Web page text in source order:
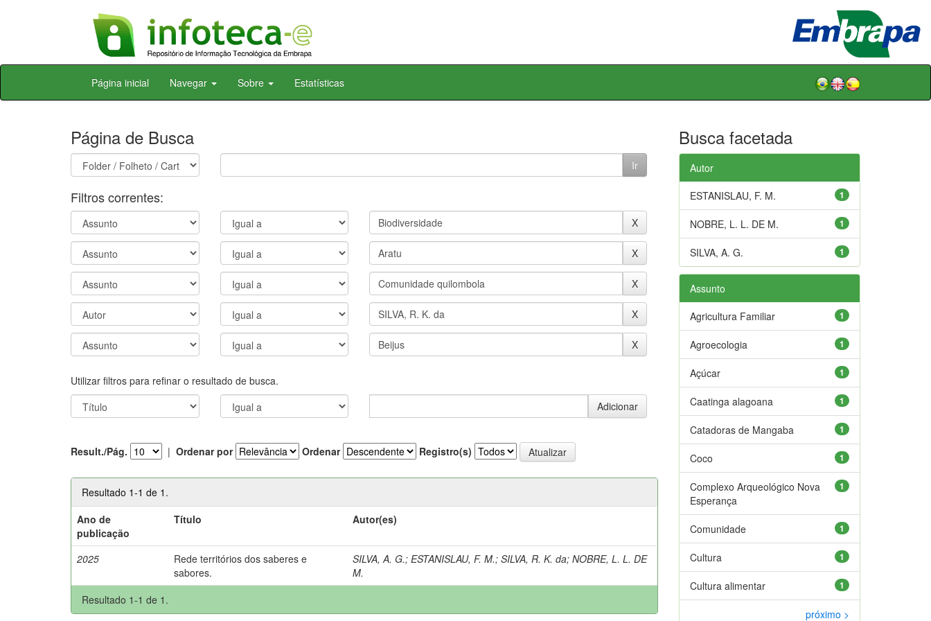
Skip
Página inicial Navegar Sobre Estatísticas
Página de Busca
Filtros correntes:
Utilizar filtros para refinar o resultado de busca.
Result./Pág. | Ordenar por Ordenar Registro(s)
Resultado 1-1 de 1.
Ano de
publicação
Título Autor(es)
2025
Rede territórios dos saberes e
sabores.
SILVA, A. G.;ESTANISLAU, F. M.;SILVA, R. K. da;NOBRE, L. L. DE
M.
Resultado 1-1 de 1.
Busca facetada
Autor
1
ESTANISLAU, F. M.
1
NOBRE, L. L. DE M.
1
SILVA, A. G.
Assunto
1
Agricultura Familiar
1
Agroecologia
1
Açúcar
1
Caatinga alagoana
1
Catadoras de Mangaba
1
Coco
1
Complexo Arqueológico Nova
Esperança
1
Comunidade
1
Cultura
1
Cultura alimentar
próximo >